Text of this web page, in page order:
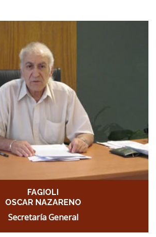
FAGIOLI
OSCAR NAZARENO
Secretaría General